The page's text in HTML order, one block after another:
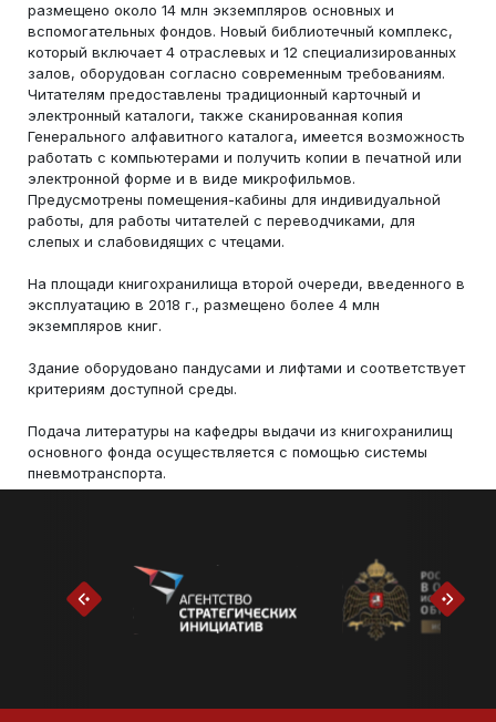
размещено около 14 млн экземпляров основных и
вспомогательных фондов. Новый библиотечный комплекс,
который включает 4 отраслевых и 12 специализированных
залов, оборудован согласно современным требованиям.
Читателям предоставлены традиционный карточный и
электронный каталоги, также сканированная копия
Генерального алфавитного каталога, имеется возможность
работать с компьютерами и получить копии в печатной или
электронной форме и в виде микрофильмов.
Предусмотрены помещения-кабины для индивидуальной
работы, для работы читателей с переводчиками, для
слепых и слабовидящих с чтецами.
На площади книгохранилища второй очереди, введенного в
эксплуатацию в 2018 г., размещено более 4 млн
экземпляров книг.
Здание оборудовано пандусами и лифтами и соответствует
критериям доступной среды.
Подача литературы на кафедры выдачи из книгохранилищ
основного фонда осуществляется с помощью системы
пневмотранспорта.